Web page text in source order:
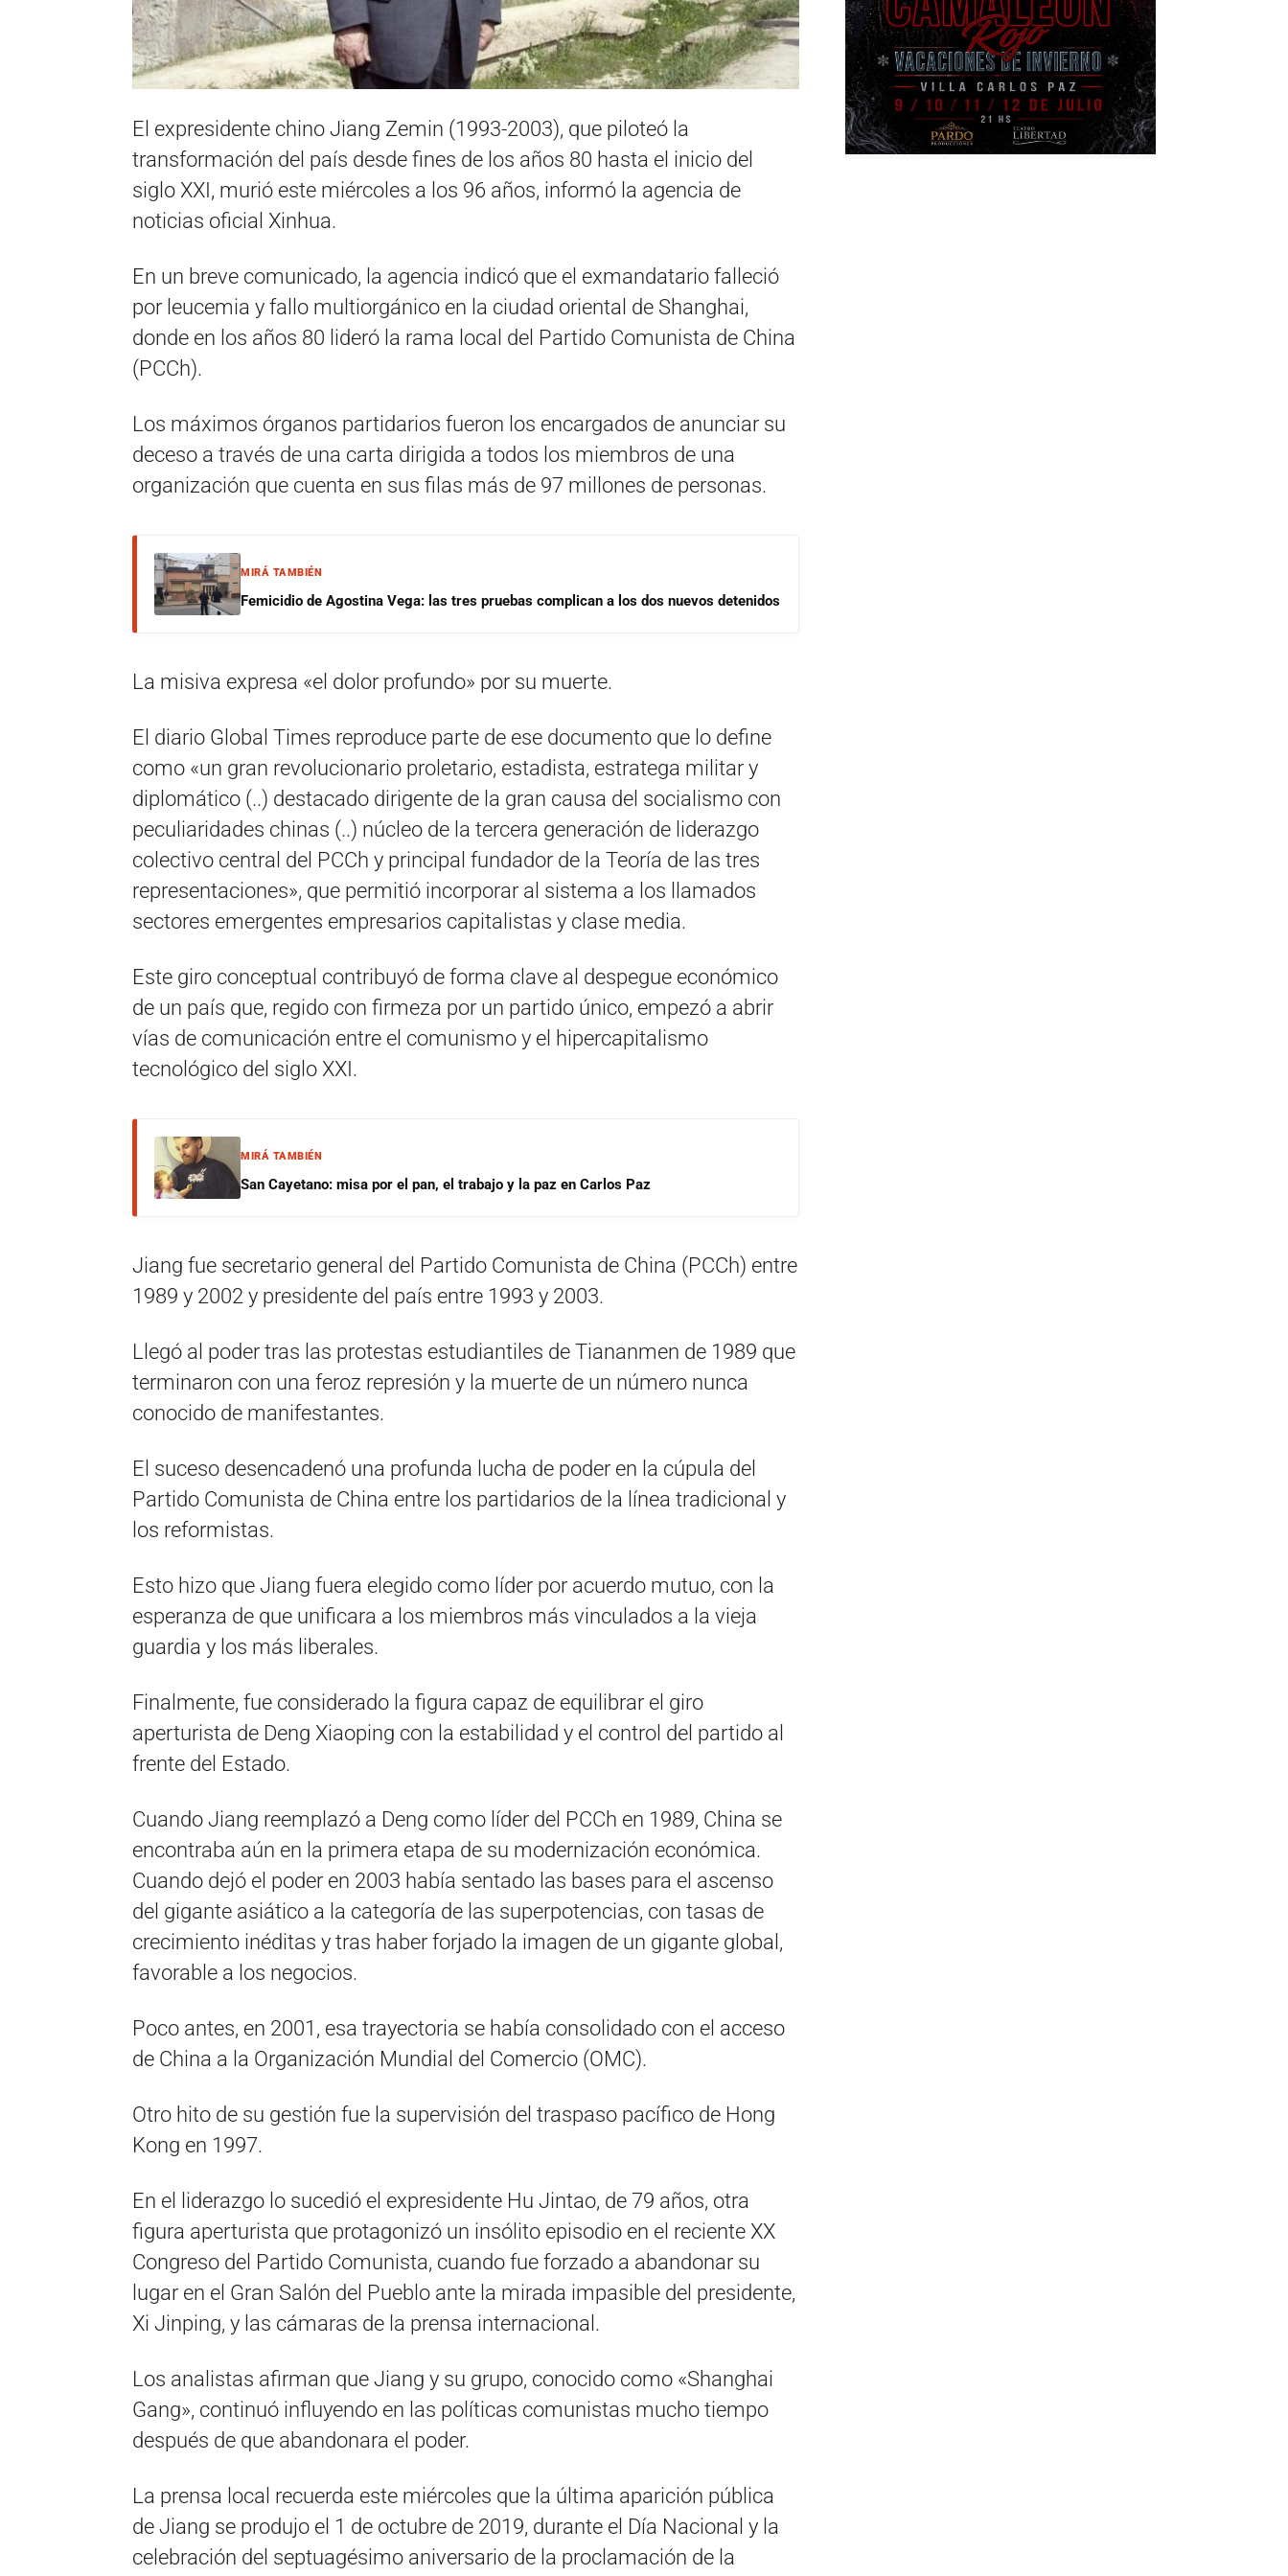
El expresidente chino Jiang Zemin (1993-2003), que piloteó la
transformación del país desde fines de los años 80 hasta el inicio del
siglo XXI, murió este miércoles a los 96 años, informó la agencia de
noticias oficial Xinhua.
En un breve comunicado, la agencia indicó que el exmandatario falleció
por leucemia y fallo multiorgánico en la ciudad oriental de Shanghai,
donde en los años 80 lideró la rama local del Partido Comunista de China
(PCCh).
Los máximos órganos partidarios fueron los encargados de anunciar su
deceso a través de una carta dirigida a todos los miembros de una
organización que cuenta en sus filas más de 97 millones de personas.
MIRÁ TAMBIÉN
Femicidio de Agostina Vega: las tres pruebas complican a los dos nuevos detenidos
La misiva expresa «el dolor profundo» por su muerte.
El diario Global Times reproduce parte de ese documento que lo define
como «un gran revolucionario proletario, estadista, estratega militar y
diplomático (..) destacado dirigente de la gran causa del socialismo con
peculiaridades chinas (..) núcleo de la tercera generación de liderazgo
colectivo central del PCCh y principal fundador de la Teoría de las tres
representaciones», que permitió incorporar al sistema a los llamados
sectores emergentes empresarios capitalistas y clase media.
Este giro conceptual contribuyó de forma clave al despegue económico
de un país que, regido con firmeza por un partido único, empezó a abrir
vías de comunicación entre el comunismo y el hipercapitalismo
tecnológico del siglo XXI.
MIRÁ TAMBIÉN
San Cayetano: misa por el pan, el trabajo y la paz en Carlos Paz
Jiang fue secretario general del Partido Comunista de China (PCCh) entre
1989 y 2002 y presidente del país entre 1993 y 2003.
Llegó al poder tras las protestas estudiantiles de Tiananmen de 1989 que
terminaron con una feroz represión y la muerte de un número nunca
conocido de manifestantes.
El suceso desencadenó una profunda lucha de poder en la cúpula del
Partido Comunista de China entre los partidarios de la línea tradicional y
los reformistas.
Esto hizo que Jiang fuera elegido como líder por acuerdo mutuo, con la
esperanza de que unificara a los miembros más vinculados a la vieja
guardia y los más liberales.
Finalmente, fue considerado la figura capaz de equilibrar el giro
aperturista de Deng Xiaoping con la estabilidad y el control del partido al
frente del Estado.
Cuando Jiang reemplazó a Deng como líder del PCCh en 1989, China se
encontraba aún en la primera etapa de su modernización económica.
Cuando dejó el poder en 2003 había sentado las bases para el ascenso
del gigante asiático a la categoría de las superpotencias, con tasas de
crecimiento inéditas y tras haber forjado la imagen de un gigante global,
favorable a los negocios.
Poco antes, en 2001, esa trayectoria se había consolidado con el acceso
de China a la Organización Mundial del Comercio (OMC).
Otro hito de su gestión fue la supervisión del traspaso pacífico de Hong
Kong en 1997.
En el liderazgo lo sucedió el expresidente Hu Jintao, de 79 años, otra
figura aperturista que protagonizó un insólito episodio en el reciente XX
Congreso del Partido Comunista, cuando fue forzado a abandonar su
lugar en el Gran Salón del Pueblo ante la mirada impasible del presidente,
Xi Jinping, y las cámaras de la prensa internacional.
Los analistas afirman que Jiang y su grupo, conocido como «Shanghai
Gang», continuó influyendo en las políticas comunistas mucho tiempo
después de que abandonara el poder.
La prensa local recuerda este miércoles que la última aparición pública
de Jiang se produjo el 1 de octubre de 2019, durante el Día Nacional y la
celebración del septuagésimo aniversario de la proclamación de la